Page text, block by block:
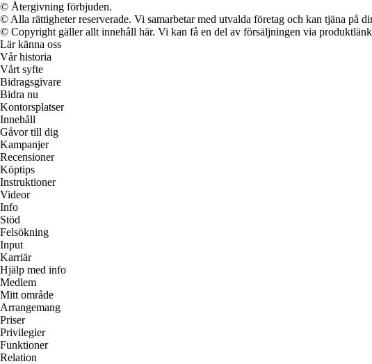
© Återgivning förbjuden.
© Alla rättigheter reserverade. Vi samarbetar med utvalda företag och kan tjäna på
© Copyright gäller allt innehåll här. Vi kan få en del av försäljningen via
Lär känna oss
Vår historia
Vårt syfte
Bidragsgivare
Bidra nu
Kontorsplatser
Innehåll
Gåvor till dig
Kampanjer
Recensioner
Köptips
Instruktioner
Videor
Info
Stöd
Felsökning
Input
Karriär
Hjälp med info
Medlem
Mitt område
Arrangemang
Priser
Privilegier
Funktioner
Relation